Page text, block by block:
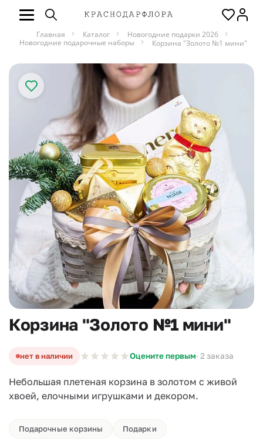
Главная Каталог
Новогодние подарки 2026
Новогодние подарочные наборы
Корзина "Золото №1 мини"
Корзина "Золото №1 мини"
нет в наличии Оцените первым· 2 заказа
Небольшая плетеная корзина в золотом с живой
хвоей, елочными игрушками и декором.
Подарочные корзины Подарки